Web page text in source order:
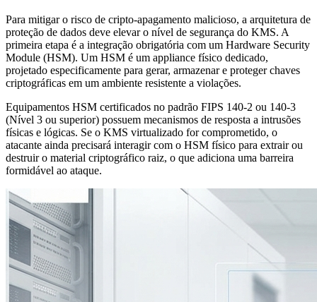
Para mitigar o risco de cripto-apagamento malicioso, a arquitetura de
proteção de dados deve elevar o nível de segurança do KMS. A
primeira etapa é a integração obrigatória com um Hardware Security
Module (HSM). Um HSM é um appliance físico dedicado,
projetado especificamente para gerar, armazenar e proteger chaves
criptográficas em um ambiente resistente a violações.
Equipamentos HSM certificados no padrão FIPS 140-2 ou 140-3
(Nível 3 ou superior) possuem mecanismos de resposta a intrusões
físicas e lógicas. Se o KMS virtualizado for comprometido, o
atacante ainda precisará interagir com o HSM físico para extrair ou
destruir o material criptográfico raiz, o que adiciona uma barreira
formidável ao ataque.